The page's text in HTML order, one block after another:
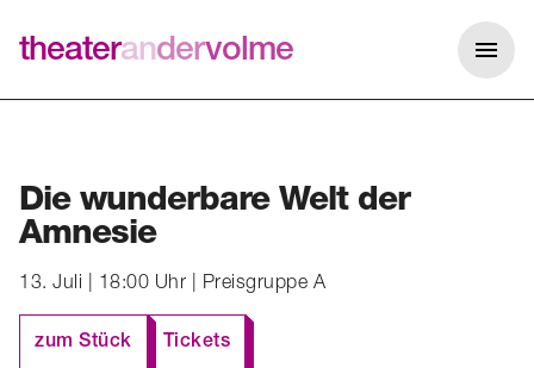
theaterandervolme
Die wunderbare Welt der
Amnesie
13. Juli | 18:00 Uhr | Preisgruppe A
zum Stück Tickets